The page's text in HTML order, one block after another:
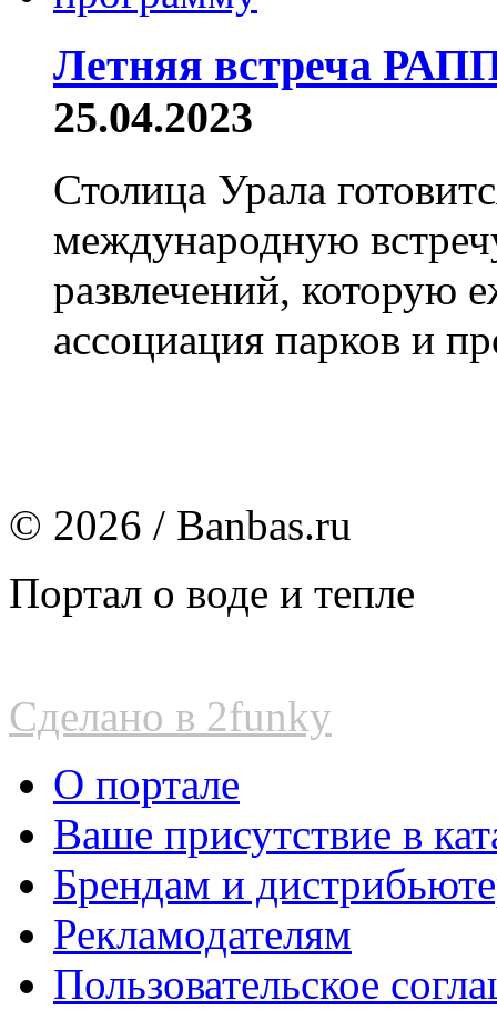
Летняя встреча
25.04.2023
Столица Урала
международную
развлечений, которую
ассоциация парков и
© 2026 / Banbas.ru
Портал о воде и тепле
Сделано в 2funky
О портале
Ваше присутствие в
Брендам и
Рекламодателям
Пользовательское